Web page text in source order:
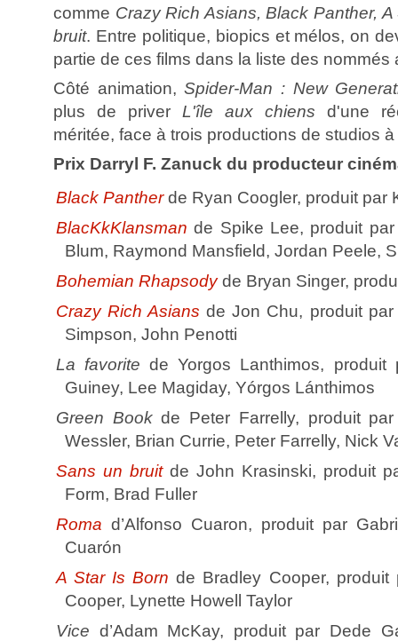
comme Crazy Rich Asians, Black Panther,
bruit. Entre politique, biopics et mélos, on
partie de ces films dans la liste des nommés
Côté animation,Spider-Man : New
plus de priver L'île aux chiens d'une
méritée, face à trois productions de studios
Prix Darryl F. Zanuck du producteur
Black Pantherde Ryan Coogler, produit par
BlacKkKlansman de Spike Lee, produit
Blum, Raymond Mansfield, Jordan Peele,
Bohemian Rhapsodyde Bryan Singer,
Crazy Rich Asians de Jon Chu, produit
Simpson, John Penotti
La favorite de Yorgos Lanthimos,
Guiney, Lee Magiday, Yórgos Lánthimos
Green Bookde Peter Farrelly, produit
Wessler, Brian Currie, Peter Farrelly, Nick
Sans un bruitde John Krasinski, produit
Form, Brad Fuller
Roma d’Alfonso Cuaron, produit par
Cuarón
A Star Is Born de Bradley Cooper, produit
Cooper, Lynette Howell Taylor
Vice d’Adam McKay, produit par Dede